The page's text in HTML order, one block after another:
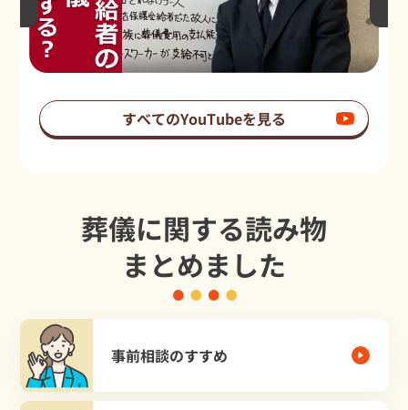
すべてのYouTubeを見る
葬儀に関する読み物
まとめました
事前相談のすすめ